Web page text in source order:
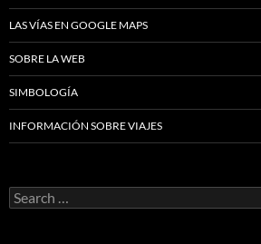
LAS VÍAS EN GOOGLE MAPS
SOBRE LA WEB
SIMBOLOGÍA
INFORMACIÓN SOBRE VIAJES
Search
for: